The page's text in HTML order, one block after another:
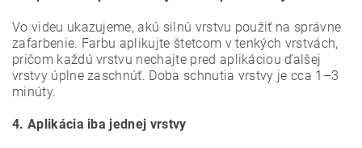
Vo videu ukazujeme, akú silnú vrstvu použiť na správne
zafarbenie. Farbu aplikujte štetcom v tenkých vrstvách,
pričom každú vrstvu nechajte pred aplikáciou ďalšej
vrstvy úplne zaschnúť. Doba schnutia vrstvy je cca 1–3
minúty.
4. Aplikácia iba jednej vrstvy